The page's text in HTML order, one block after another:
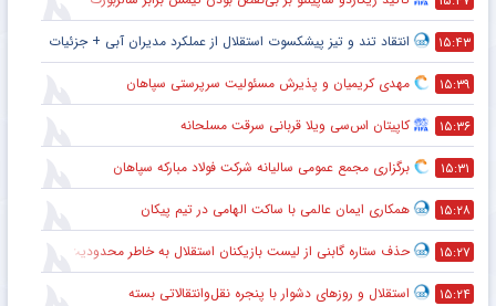
۱۵:۴۳ انتقاد تند و تیز پیشکسوت استقلال از عملکرد مدیران آبی + جزئیات
۱۵:۳۹ مهدی کریمیان و پذیرش مسئولیت سرپرستی سپاهان
۱۵:۳۶ کاپیتان اس‌سی ویلا قربانی سرقت مسلحانه
۱۵:۳۱ برگزاری مجمع عمومی سالیانه شرکت فولاد مبارکه سپاهان
۱۵:۲۸ همکاری ایمان عالمی با ساکت الهامی در تیم پیکان
۱۵:۲۷ حذف ستاره گابنی از لیست بازیکنان استقلال به خاطر محدودیت نقل‌وانتقالاتی
۱۵:۲۴ استقلال و روزهای دشوار با پنجره نقل‌وانتقالاتی بسته